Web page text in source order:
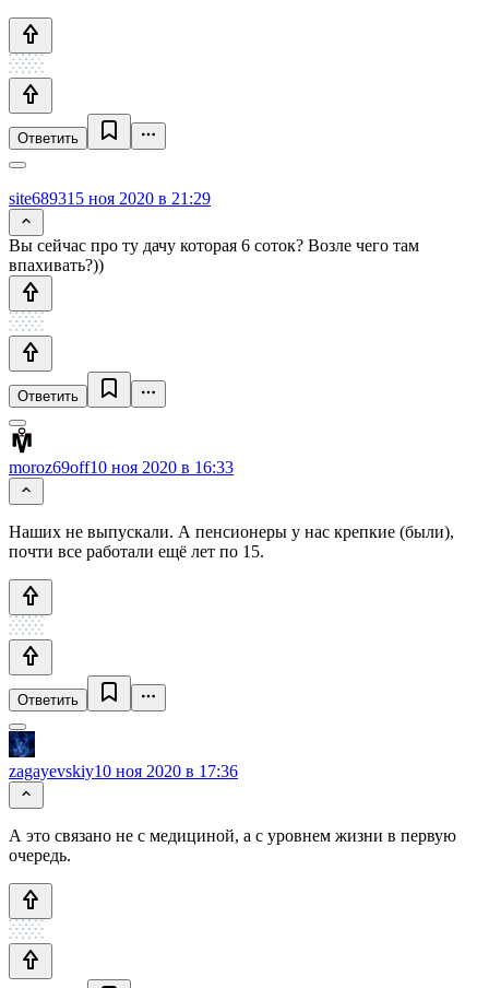
Ответить
site689315 ноя 2020 в 21:29
Вы сейчас про ту дачу которая 6 соток? Возле чего там
впахивать?))
Ответить
moroz69off10 ноя 2020 в 16:33
Наших не выпускали. А пенсионеры у нас крепкие (были),
почти все работали ещё лет по 15.
Ответить
zagayevskiy10 ноя 2020 в 17:36
А это связано не с медициной, а с уровнем жизни в первую
очередь.